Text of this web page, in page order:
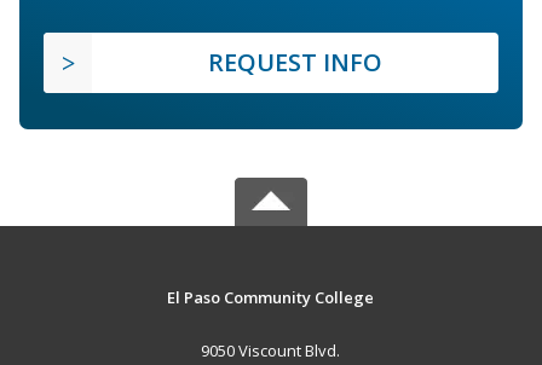
REQUEST INFO
El Paso Community College
9050 Viscount Blvd.